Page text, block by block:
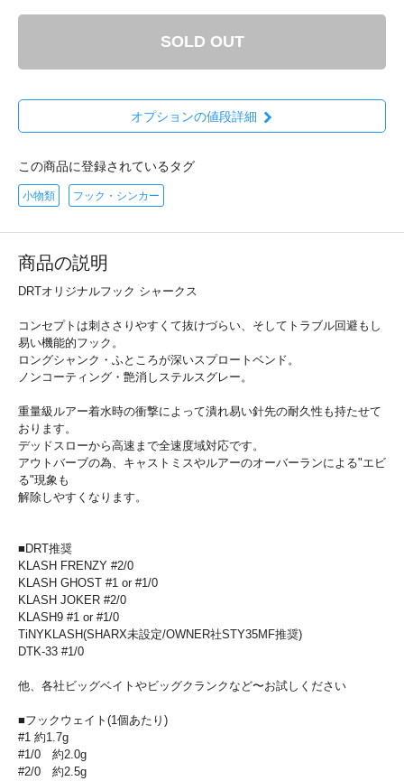
SOLD OUT
オプションの値段詳細
この商品に登録されているタグ
小物類 フック・シンカー
商品の説明
DRTオリジナルフック シャークス
コンセプトは刺ささりやすくて抜けづらい、そしてトラブル回避もし
易い機能的フック。
ロングシャンク・ふところが深いスプロートベンド。
ノンコーティング・艶消しステルスグレー。
重量級ルアー着水時の衝撃によって潰れ易い針先の耐久性も持たせて
おります。
デッドスローから高速まで全速度域対応です。
アウトバーブの為、キャストミスやルアーのオーバーランによる"エビ
る"現象も
解除しやすくなります。
■DRT推奨
KLASH FRENZY #2/0
KLASH GHOST #1 or #1/0
KLASH JOKER #2/0
KLASH9 #1 or #1/0
TiNYKLASH(SHARX未設定/OWNER社STY35MF推奨)
DTK-33 #1/0
他、各社ビッグベイトやビッグクランクなど〜お試しください
■フックウェイト(1個あたり)
#1 約1.7g
#1/0 約2.0g
#2/0 約2.5g